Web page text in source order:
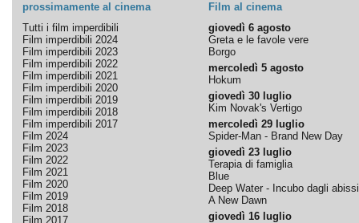
prossimamente al cinema
Film al cinema
Tutti i film imperdibili
Film imperdibili 2024
Film imperdibili 2023
Film imperdibili 2022
Film imperdibili 2021
Film imperdibili 2020
Film imperdibili 2019
Film imperdibili 2018
Film imperdibili 2017
Film 2024
Film 2023
Film 2022
Film 2021
Film 2020
Film 2019
Film 2018
Film 2017
giovedì 6 agosto
Greta e le favole vere
Borgo
mercoledì 5 agosto
Hokum
giovedì 30 luglio
Kim Novak's Vertigo
mercoledì 29 luglio
Spider-Man - Brand New Day
giovedì 23 luglio
Terapia di famiglia
Blue
Deep Water - Incubo dagli abissi
A New Dawn
giovedì 16 luglio